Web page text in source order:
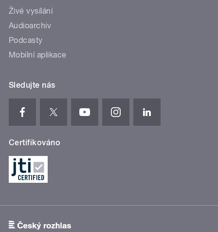
Živé vysílání
Audioarchiv
Podcasty
Mobilní aplikace
Sledujte nás
Certifikováno